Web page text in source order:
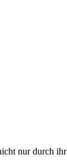
nur durch